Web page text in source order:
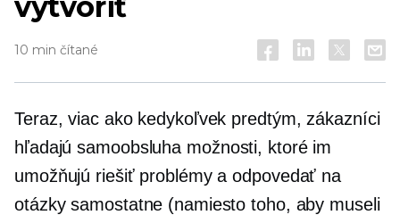
10 min čítané
Teraz, viac ako kedykoľvek predtým, zákazníci
hľadajúsamoobsluha možnosti, ktoré im
umožňujú riešiť problémy a odpovedať na
otázky samostatne (namiesto toho, aby museli